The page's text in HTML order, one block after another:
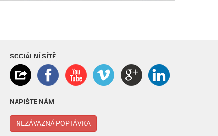
SOCIÁLNÍ SÍTĚ
NAPIŠTE NÁM
NEZÁVAZNÁ POPTÁVKA